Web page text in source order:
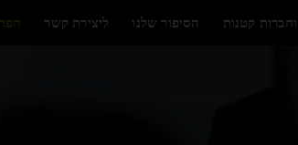
קטנות הסיפור שלנו ליצירת קשר